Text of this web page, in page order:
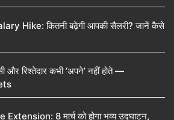
Hike: कितनी बढ़ेगी आपकी सैलरी? जानें कैसे
रिश्तेदार कभी ‘अपने’ नहीं होते —
8 मार्च को होगा भव्य उद्घाटन,